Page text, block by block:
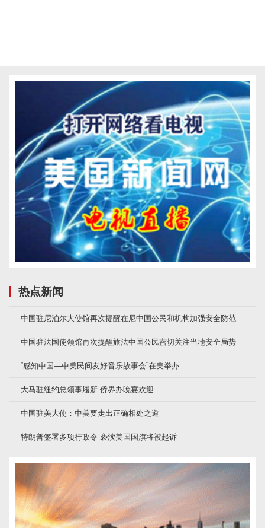
热点新闻
中国驻尼泊尔大使馆再次提醒在尼中国公民和机构加强安全防范
中国驻法国使领馆再次提醒旅法中国公民密切关注当地安全局势
“感知中国—中美民间友好音乐故事会”在美举办
大马驻纽约总领事履新 侨界办晚宴欢迎
中国驻美大使：中美要走出正确相处之道
特朗普签署多项行政令 亵渎美国国旗将被起诉